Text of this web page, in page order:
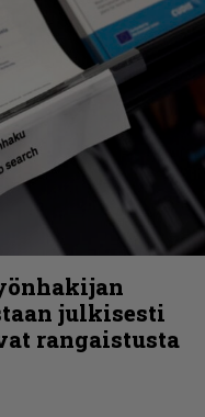
julkisesti
rangaistusta